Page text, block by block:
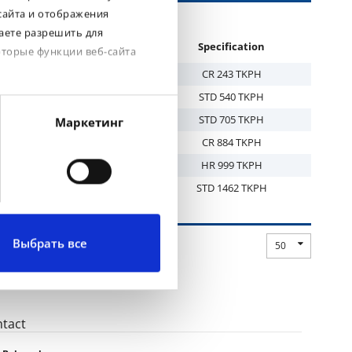
и отображения
разрешить для
функции веб-сайта
Маркетинг
Выбрать все
Brand
Specification
45 M
CR 243 TKPH
45 Plus BKT
STD 540 TKPH
Plus BKT
STD 705 TKPH
CR 884 TKPH
HR 999 TKPH
STD 1462 TKPH
50